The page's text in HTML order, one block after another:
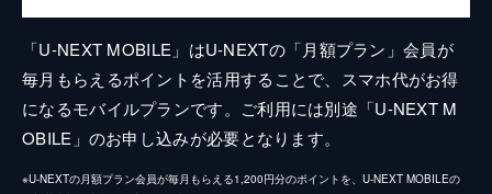
「U-NEXT MOBILE」はU-NEXTの「月額プラン」会員が
毎月もらえるポイントを活用することで、スマホ代がお得
になるモバイルプランです。ご利用には別途「U-NEXT M
OBILE」のお申し込みが必要となります。
※U-NEXTの月額プラン会員が毎月もらえる1,200円分のポイントを、U-NEXT MOBILEの